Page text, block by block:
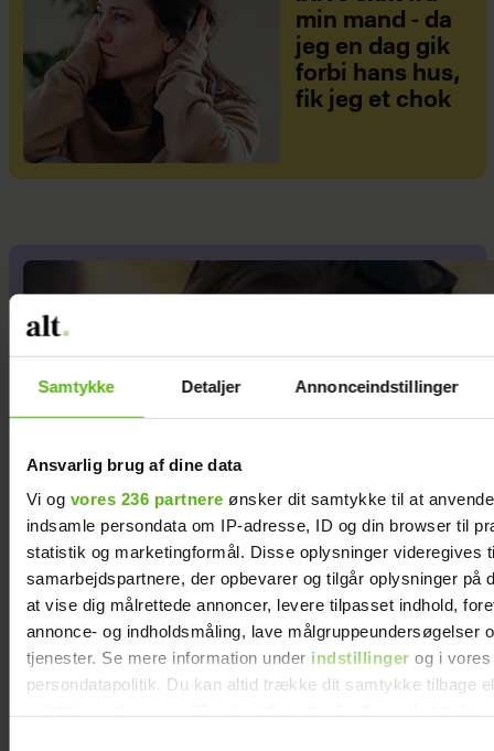
Samtykke Detaljer Annonceindstillinger
Ansvarlig brug af dine data
Vi og vores 236 partnere ønsker dit samtykke til at
indsamle persondata om IP-adresse, ID og din browser til
statistik og marketingformål. Disse oplysninger videregives
samarbejdspartnere, der opbevarer og tilgår oplysninger på
at vise dig målrettede annoncer, levere tilpasset indhold,
annonce- og indholdsmåling, lave målgruppeundersøgelser
tjenester. Se mere information under indstillinger og i vores
persondatapolitik. Du kan altid trække dit samtykke tilbage
min mand - da
jeg en dag gik
forbi hans hus,
fik jeg et chok
At råbe og banke i bordet
var helt almindeligt for